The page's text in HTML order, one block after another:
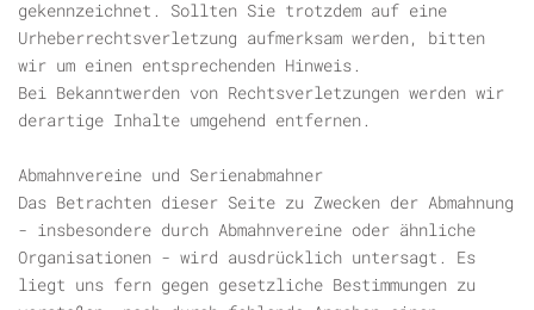
gekennzeichnet. Sollten Sie trotzdem auf eine
Urheberrechtsverletzung aufmerksam werden, bitten
wir um einen entsprechenden Hinweis.
Bei Bekanntwerden von Rechtsverletzungen werden wir
derartige Inhalte umgehend entfernen.
Abmahnvereine und Serienabmahner
Das Betrachten dieser Seite zu Zwecken der Abmahnung
- insbesondere durch Abmahnvereine oder ähnliche
Organisationen - wird ausdrücklich untersagt. Es
liegt uns fern gegen gesetzliche Bestimmungen zu